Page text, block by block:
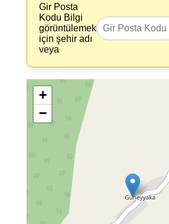
Gir Posta
Kodu Bilgi
görüntülemek
için şehir adı
veya
+
−